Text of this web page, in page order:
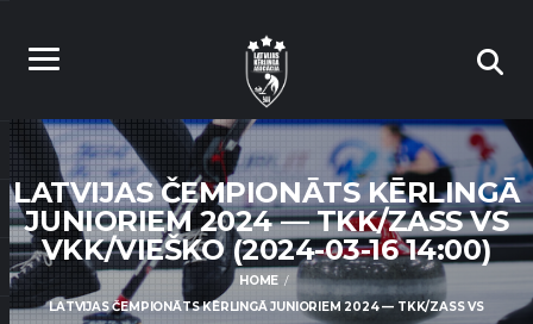
LATVIJAS ČEMPIONĀTS KĒRLINGĀ
JUNIORIEM 2024 — TKK/ZASS VS
VKK/VIEŠKO (2024-03-16 14:00)
HOME
LATVIJAS ČEMPIONĀTS KĒRLINGĀ JUNIORIEM 2024 — TKK/ZASS VS